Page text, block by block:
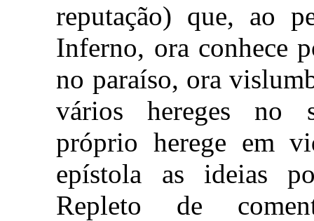
reputação) que, ao
Inferno, ora conhece
no paraíso, ora
vários hereges no
próprio herege em
epístola as ideias
Repleto de